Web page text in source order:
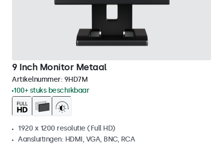
9 Inch Monitor Metaal
Artikelnummer: 9HD7M
100+ stuks beschikbaar
1920 x 1200 resolutie (Full HD)
Aansluitingen: HDMI, VGA, BNC, RCA